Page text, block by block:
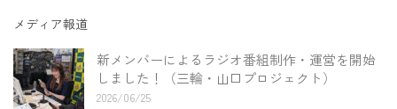
メディア報道
新メンバーによるラジオ番組制作・運営を開始
しました！（三輪・山口プロジェクト）
2026/06/25